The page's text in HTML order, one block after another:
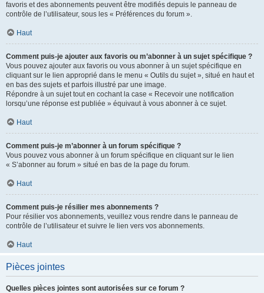
favoris et des abonnements peuvent être modifiés depuis le panneau de
contrôle de l’utilisateur, sous les « Préférences du forum ».
Haut
Comment puis-je ajouter aux favoris ou m’abonner à un sujet spécifique ?
Vous pouvez ajouter aux favoris ou vous abonner à un sujet spécifique en
cliquant sur le lien approprié dans le menu « Outils du sujet », situé en haut et
en bas des sujets et parfois illustré par une image.
Répondre à un sujet tout en cochant la case « Recevoir une notification
lorsqu’une réponse est publiée » équivaut à vous abonner à ce sujet.
Haut
Comment puis-je m’abonner à un forum spécifique ?
Vous pouvez vous abonner à un forum spécifique en cliquant sur le lien
« S’abonner au forum » situé en bas de la page du forum.
Haut
Comment puis-je résilier mes abonnements ?
Pour résilier vos abonnements, veuillez vous rendre dans le panneau de
contrôle de l’utilisateur et suivre le lien vers vos abonnements.
Haut
Pièces jointes
Quelles pièces jointes sont autorisées sur ce forum ?